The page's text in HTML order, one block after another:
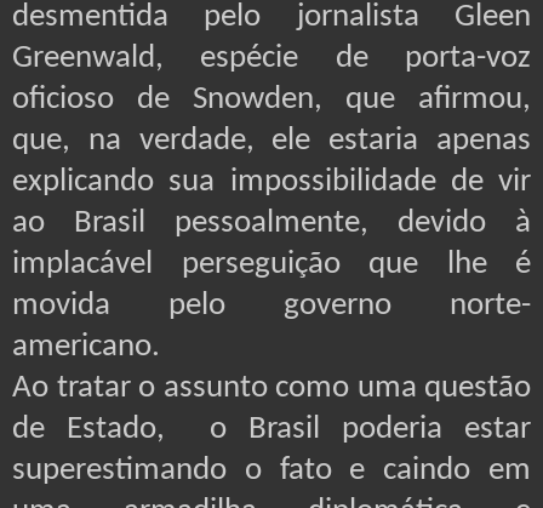
desmentida pelo jornalista Gleen
Greenwald, espécie de porta-voz
oficioso de Snowden, que afirmou,
que, na verdade, ele estaria apenas
explicando sua impossibilidade de vir
ao Brasil pessoalmente, devido à
implacável perseguição que lhe é
movida pelo governo norte-
americano.
Ao tratar o assunto como uma questão
de Estado, o Brasil poderia estar
superestimando o fato e caindo em